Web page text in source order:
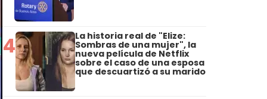
4 La historia real de "Elize:
Sombras de una mujer", la
nueva película de Netflix
sobre el caso de una esposa
que descuartizó a su marido